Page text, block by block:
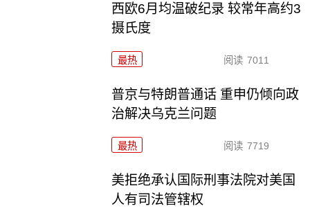
西欧6月均温破纪录 较常年高约3
摄氏度
最热 阅读 7011
普京与特朗普通话 重申仍倾向政
治解决乌克兰问题
最热 阅读 7719
美拒绝承认国际刑事法院对美国
人有司法管辖权